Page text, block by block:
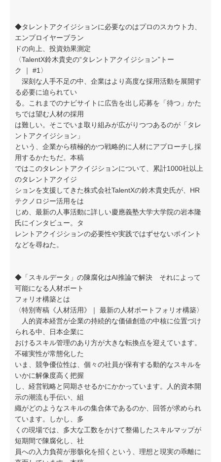
◆タレントアクイジションに必要なのはプロのスカウト力、
エンプロイヤーブラン
ドの向上、投資効果測定
〈TalentX鈴木貴史の“タレントアクイジション”トー
ク ｜ #1〉
深刻な人手不足の中、企業はより高度な採用活動を展開す
る必要に迫られてい
る。これまでのナビサイトに広告を出し応募を「待つ」かた
ちでは望む人材の採用
は難しい。そこでいま取り組みが広がりつつあるのが「タレ
ントアクイジション」
という、企業から積極的かつ戦略的に人材にアプローチし採
用するかたちだ。本稿
ではこのタレントアクイジションについて、累計1000社以上
のタレントアクイジ
ションを支援してきた株式会社TalentXの鈴木貴史氏が、HR
テクノロジー活用をは
じめ、最新の人事活動に詳しい慶應義塾大学大学院の岩本隆
氏にインタビュー。タ
レントアクイジションの必要性や実践ではずせないポイント
などを尋ねた。
◆「スキルデータ」の陳腐化はAI推論で解決 それによって
可能になる人材ポート
フォリオ構築とは
〈特別寄稿《人材活用》｜ 最新の人材ポートフォリオ構築〉
人的資本経営が企業の持続的な価値創造の中核に位置づけ
られる中、日本企業に
おけるスキル管理のあり方が大きな転換点を迎えています。
不確実性が常態化した
いま、競争優位性は、個々の社員が保有する動的なスキルを
いかに解像度高く把握
し、経営戦略と同期させるかにかかっています。人的資本開
示の潮流も手伝い、組
織がどのようなスキルの集合体であるのか、回答が求められ
ています。しかし、多
くの現場では、多大な工数をかけて整備したスキルマップが
短期間で陳腐化し、社
員への入力負荷が形骸化を招くという、理想と現実の乖離に